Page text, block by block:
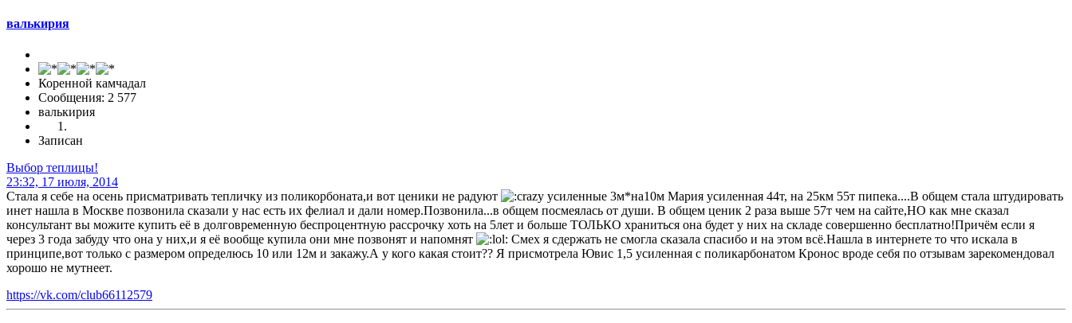
валькирия
Коренной камчадал
Сообщения: 2 577
валькирия
Записан
Выбор теплицы!
23:32, 17 июля, 2014
Стала я себе на осень присматривать тепличку из поликорбоната,и вот ценики не радуют
усиленные 3м*на10м Мария усиленная 44т, на 25км 55т пипека....В общем стала штудировать
инет нашла в Москве позвонила сказали у нас есть их фелиал и дали номер.Позвонила...в общем посмеялась от души. В общем ценик 2 раза выше 57т чем на сайте,НО как мне сказал
консультант вы можите купить её в долговременную беспроцентную рассрочку хоть на 5лет и больше ТОЛЬКО храниться она будет у них на складе совершенно бесплатно!Причём если я
через 3 года забуду что она у них,и я её вообще купила они мне позвонят и напомнят
Смех я сдержать не смогла сказала спасибо и на этом всё.Нашла в интернете то что искала в
принципе,вот только с размером определюсь 10 или 12м и закажу.А у кого какая стоит?? Я присмотрела Ювис 1,5 усиленная с поликарбонатом Кронос вроде себя по отзывам зарекомендовал
хорошо не мутнеет.
https://vk.com/club66112579